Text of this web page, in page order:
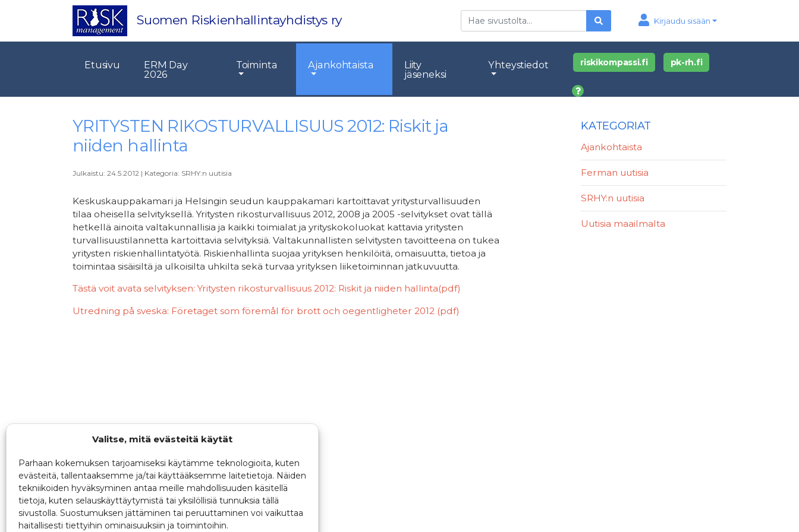
Valitse, mitä evästeitä käytät
Parhaan kokemuksen tarjoamiseksi käytämme teknologioita, kuten
evästeitä, tallentaaksemme ja/tai käyttääksemme laitetietoja. Näiden
tekniikoiden hyväksyminen antaa meille mahdollisuuden käsitellä
tietoja, kuten selauskäyttäytymistä tai yksilöllisiä tunnuksia tällä
sivustolla. Suostumuksen jättäminen tai peruuttaminen voi vaikuttaa
haitallisesti tiettyihin ominaisuuksiin ja toimintoihin.
Suomen Riskienhallintayhdistys ry Kirjaudu sisään
Etsi
Etusivu
ERM Day
2026
Toiminta Ajankohtaista
Liity
jäseneksi
Yhteystiedot riskikompassi.fi pk-rh.fi
YRITYSTEN RIKOSTURVALLISUUS 2012: Riskit ja
niiden hallinta
Julkaistu: 24.5.2012 | Kategoria: SRHY:n uutisia
Keskuskauppakamari ja Helsingin seudun kauppakamari kartoittavat yritysturvallisuuden
tilaa oheisella selvityksellä. Yritysten rikosturvallisuus 2012, 2008 ja 2005 -selvitykset ovat tällä
hetkellä ainoita valtakunnallisia ja kaikki toimialat ja yrityskokoluokat kattavia yritysten
turvallisuustilannetta kartoittavia selvityksiä. Valtakunnallisten selvitysten tavoitteena on tukea
yritysten riskienhallintatyötä. Riskienhallinta suojaa yrityksen henkilöitä, omaisuutta, tietoa ja
toimintaa sisäisiltä ja ulkoisilta uhkilta sekä turvaa yrityksen liiketoiminnan jatkuvuutta.
Tästä voit avata selvityksen: Yritysten rikosturvallisuus 2012: Riskit ja niiden hallinta(pdf)
Utredning på sveska: Företaget som föremål för brott och oegentligheter 2012 (pdf)
KATEGORIAT
Ajankohtaista
Ferman uutisia
SRHY:n uutisia
Uutisia maailmalta